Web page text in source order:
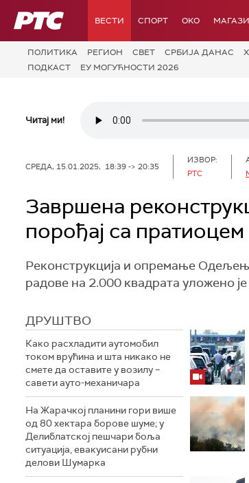
РТС ВЕСТИ СПОРТ OKO
ПОЛИТИКА РЕГИОН СВЕТ СРБИЈА ДАНАС
ПОДКАСТ
ЕУ МОГУЋНОСТИ 2026
Читај ми!
СРЕДА, 15.01.2025, 18:39 -> 20:35
ИЗВОР:
РТС
Завршена
порођај са пратиоцем
Реконструкција и опремање
радове на 2.000 квадрата уложено
ДРУШТВО
Како расхладити аутомобил
током врућина и шта никако не
смете да оставите у возилу –
савети ауто-механичара
На Жарачкој планини гори више
од 80 хектара борове шуме; у
Делиблатској пешчари боља
ситуација, евакуисани рубни
делови Шумарка